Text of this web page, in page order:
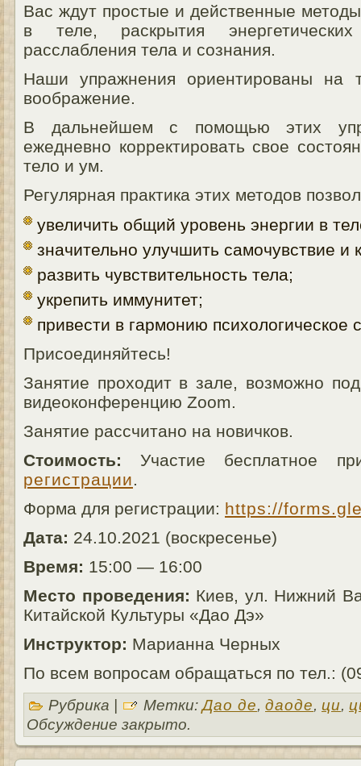
Вас ждут простые и действенные
в теле, раскрытия
расслабления тела и сознания.
Наши упражнения ориентированы на
воображение.
В дальнейшем с помощью этих
ежедневно корректировать свое
тело и ум.
Регулярная практика этих методов
увеличить общий уровень энергии в
значительно улучшить самочувствие и
развить чувствительность тела;
укрепить иммунитет;
привести в гармонию психологическое
Присоединяйтесь!
Занятие проходит в зале, возможно
видеоконференцию Zoom.
Занятие рассчитано на новичков.
Стоимость: Участие бесплатное
регистрации.
Форма для регистрации: https://
Дата: 24.10.2021 (воскресенье)
Время: 15:00 — 16:00
Место проведения: Киев, ул. Нижний
Китайской Культуры «Дао Дэ»
Инструктор: Марианна Черных
По всем вопросам обращаться по тел.:
Рубрика | Метки:Дао де, даоде, ци,
Обсуждение закрыто.